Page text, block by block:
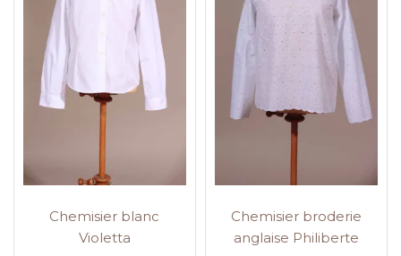
Chemisier blanc
Violetta
Chemisier broderie
anglaise Philiberte